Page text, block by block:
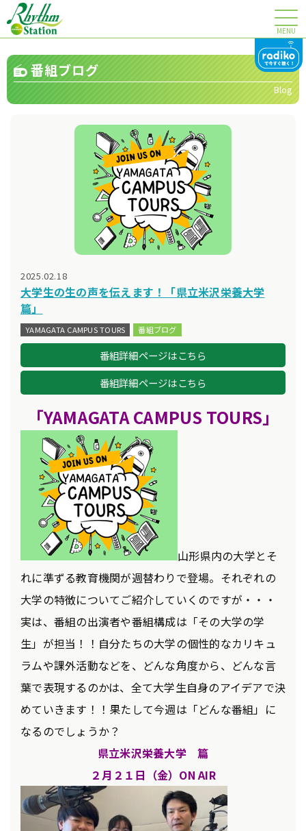
MENU
番組ブログ
Blog
2025.02.18
大学生の生の声を伝えます！「県立米沢栄養大学
篇」
YAMAGATA CAMPUS TOURS 番組ブログ
番組詳細ページはこちら
番組詳細ページはこちら
「YAMAGATA CAMPUS TOURS」
山形県内の大学とそ
れに準ずる教育機関が週替わりで登場。それぞれの
大学の特徴についてご紹介していくのですが・・・
実は、番組の出演者や番組構成は「その大学の学
生」が担当！！自分たちの大学の個性的なカリキュ
ラムや課外活動などを、どんな角度から、どんな言
葉で表現するのかは、全て大学生自身のアイデアで決
めていきます！！果たして今週は「どんな番組」に
なるのでしょうか？
県立米沢栄養大学 篇
２月２１ 日（金）ON AIR